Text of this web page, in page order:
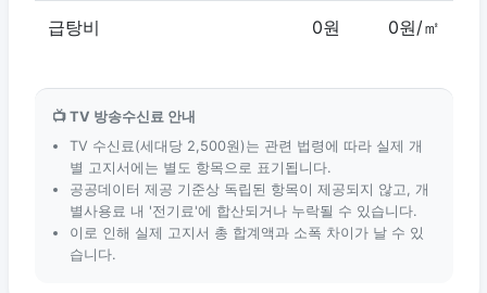
급탕비 0원 0원/㎡
📺 TV 방송수신료 안내
TV 수신료(세대당 2,500원)는 관련 법령에 따라 실제 개
별 고지서에는 별도 항목으로 표기됩니다.
공공데이터 제공 기준상 독립된 항목이 제공되지 않고, 개
별사용료 내 '전기료'에 합산되거나 누락될 수 있습니다.
이로 인해 실제 고지서 총 합계액과 소폭 차이가 날 수 있
습니다.